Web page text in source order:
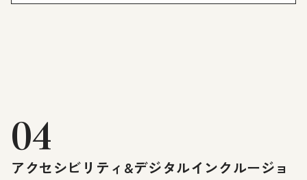
04
アクセシビリティ&デジタルインクルージョ